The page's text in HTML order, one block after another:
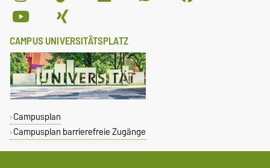
CAMPUS UNIVERSITÄTSPLATZ
Campusplan
Campusplan barrierefreie Zugänge